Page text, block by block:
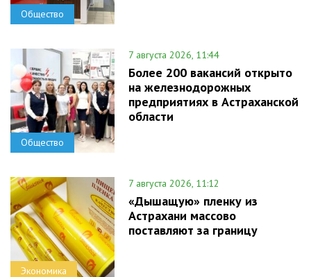
Общество
Общество
7 августа 2026, 11:44
Более 200 вакансий открыто
на железнодорожных
предприятиях в Астраханской
области
Экономика
7 августа 2026, 11:12
«Дышащую» пленку из
Астрахани массово
поставляют за границу